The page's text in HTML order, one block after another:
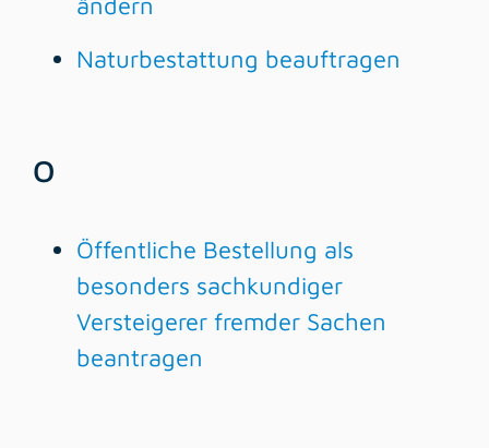
Naturbestattung beauftragen
O
Öffentliche Bestellung als
besonders sachkundiger
Versteigerer fremder Sachen
beantragen